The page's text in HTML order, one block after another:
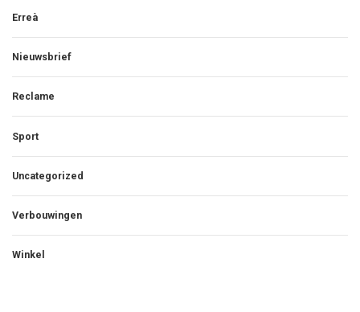
Erreà
Nieuwsbrief
Reclame
Sport
Uncategorized
Verbouwingen
Winkel